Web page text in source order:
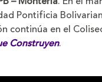
Pontificia
continúa en el
Construyen.